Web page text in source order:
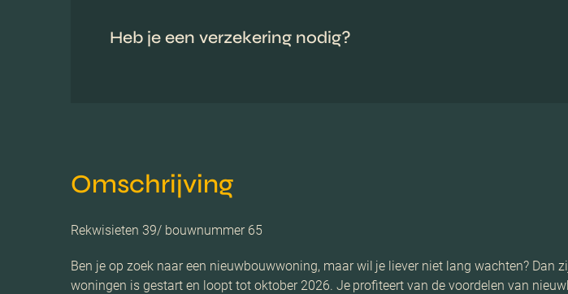
Heb je een verzekering nodig?
Omschrijving
Rekwisieten 39/ bouwnummer 65
Ben je op zoek naar een nieuwbouwwoning, maar wil je liever niet lang wachten? Dan
woningen is gestart en loopt tot oktober 2026. Je profiteert van de voordelen van